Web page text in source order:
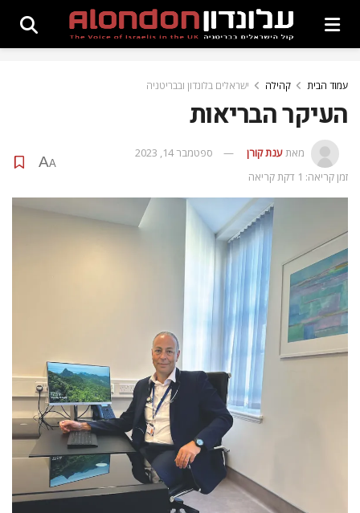
עמוד הבית קהילה ישראלים בלונדון ובבריטניה
העיקר הבריאות
מאתענת קורן
ספטמבר 14, 2023
זמן קריאה: 1 דקת קריאה
A
A